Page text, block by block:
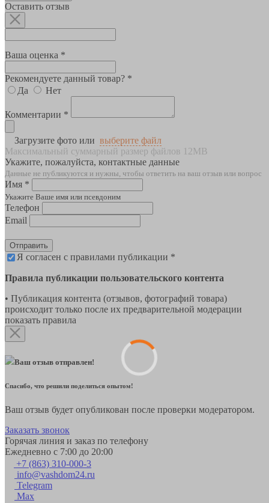
Оставить отзыв
Ваша оценка *
Рекомендуете данный товар? *
Да
Нет
Комментарии *
Загрузите фото или выберите файл
Максимальный суммарный размер файлов 12MB
Укажите, пожалуйста, контактные данные
Данные не публикуются и нужны, чтобы ответить на ваш отзыв или вопрос
Имя *
Укажите Ваше имя или псевдоним
Телефон
Email
Отправить
Я согласен с правилами публикации *
Правила публикации пользовательского контента
• Публикация контента (отзывов, фотографий товара)
происходит только после их предварительной модерации
показать правила
Ваш отзыв отправлен!
Спасибо, что решили поделиться опытом!
Ваш отзыв будет опубликован после проверки модератором.
Заказать звонок
Горячая линия и заказ по телефону
Ежедневно с 7:00 до 20:00
+7 (863) 310-000-3
info@vashdom24.ru
Telegram
Max